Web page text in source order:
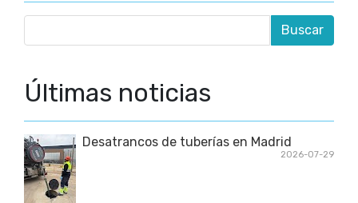
Últimas noticias
Desatrancos de tuberías en Madrid
2026-07-29